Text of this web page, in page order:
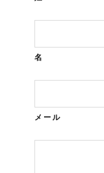
名
メール